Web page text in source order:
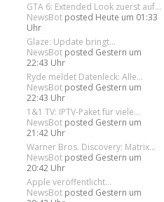
GTA 6: Extended Look zuerst auf...
NewsBot posted Heute um 01:33
Uhr
Glaze: Update bringt...
NewsBot posted Gestern um
22:43 Uhr
Ryde meldet Datenleck: Alle...
NewsBot posted Gestern um
22:43 Uhr
1&1 TV: IPTV-Paket für viele...
NewsBot posted Gestern um
21:42 Uhr
Warner Bros. Discovery: Matrix...
NewsBot posted Gestern um
20:42 Uhr
Apple veröffentlicht...
NewsBot posted Gestern um